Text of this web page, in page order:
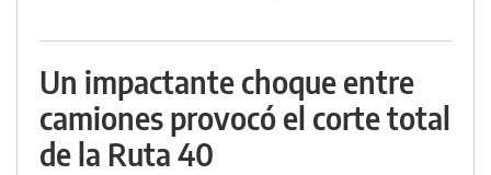
Un impactante choque entre
camiones provocó el corte total
de la Ruta 40